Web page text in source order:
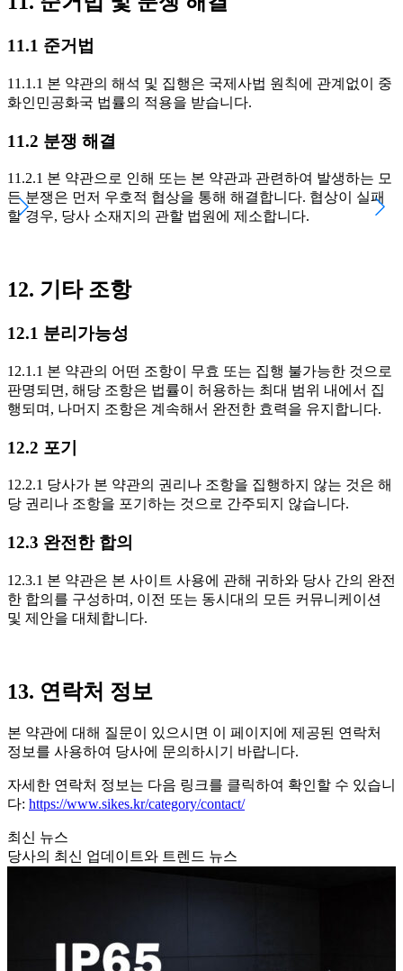
11.1 준거법
11.1.1 본 약관의 해석 및 집행은 국제사법 원칙에 관계없이 중
화인민공화국 법률의 적용을 받습니다.
11.2 분쟁 해결
11.2.1 본 약관으로 인해 또는 본 약관과 관련하여 발생하는 모
든 분쟁은 먼저 우호적 협상을 통해 해결합니다. 협상이 실패
할 경우, 당사 소재지의 관할 법원에 제소합니다.
12. 기타 조항
12.1 분리가능성
12.1.1 본 약관의 어떤 조항이 무효 또는 집행 불가능한 것으로
판명되면, 해당 조항은 법률이 허용하는 최대 범위 내에서 집
행되며, 나머지 조항은 계속해서 완전한 효력을 유지합니다.
12.2 포기
12.2.1 당사가 본 약관의 권리나 조항을 집행하지 않는 것은 해
당 권리나 조항을 포기하는 것으로 간주되지 않습니다.
12.3 완전한 합의
12.3.1 본 약관은 본 사이트 사용에 관해 귀하와 당사 간의 완전
한 합의를 구성하며, 이전 또는 동시대의 모든 커뮤니케이션
및 제안을 대체합니다.
13. 연락처 정보
본 약관에 대해 질문이 있으시면 이 페이지에 제공된 연락처
정보를 사용하여 당사에 문의하시기 바랍니다.
자세한 연락처 정보는 다음 링크를 클릭하여 확인할 수 있습니
다: https://www.sikes.kr/category/contact/
최신 뉴스
당사의 최신 업데이트와 트렌드 뉴스